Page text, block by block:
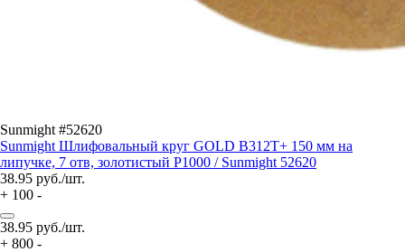
Sunmight #52620
Sunmight Шлифовальный круг GOLD B312T+ 150 мм на
липучке, 7 отв, золотистый P1000 / Sunmight 52620
38.95 руб./шт.
+ 100 -
38.95 руб./шт.
+ 800 -